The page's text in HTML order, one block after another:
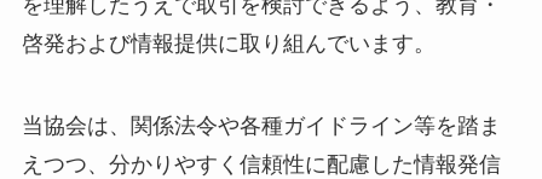
を理解したうえで取引を検討できるよう、教育・
啓発および情報提供に取り組んでいます。
当協会は、関係法令や各種ガイドライン等を踏ま
えつつ、分かりやすく信頼性に配慮した情報発信